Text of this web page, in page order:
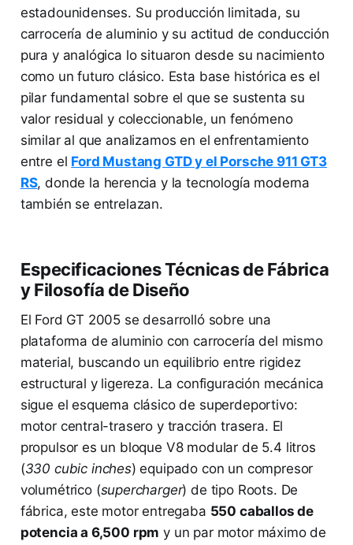
estadounidenses. Su producción limitada, su
carrocería de aluminio y su actitud de conducción
pura y analógica lo situaron desde su nacimiento
como un futuro clásico. Esta base histórica es el
pilar fundamental sobre el que se sustenta su
valor residual y coleccionable, un fenómeno
similar al que analizamos en el enfrentamiento
entre el Ford Mustang GTD y el Porsche 911 GT3
RS, donde la herencia y la tecnología moderna
también se entrelazan.
Especificaciones Técnicas de Fábrica
y Filosofía de Diseño
El Ford GT 2005 se desarrolló sobre una
plataforma de aluminio con carrocería del mismo
material, buscando un equilibrio entre rigidez
estructural y ligereza. La configuración mecánica
sigue el esquema clásico de superdeportivo:
motor central-trasero y tracción trasera. El
propulsor es un bloque V8 modular de 5.4 litros
(330 cubic inches) equipado con un compresor
volumétrico (supercharger) de tipo Roots. De
fábrica, este motor entregaba 550 caballos de
potencia a 6,500 rpm y un par motor máximo de